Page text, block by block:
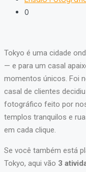
0
Tokyo é uma cidade
— e para um casal
momentos únicos. Foi
casal de clientes
fotográfico feito por
templos tranquilos e
em cada clique.
Se você também está
Tokyo, aqui vão 3